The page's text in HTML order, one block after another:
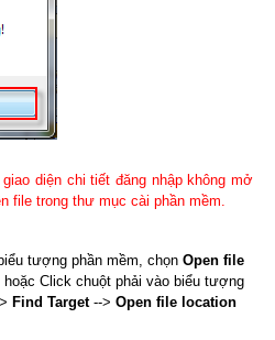
diện chi tiết đăng nhập không mở
file trong thư mục cài phần mềm.
tượng phần mềm, chọn Open file
Click chuột phải vào biểu tượng
Find Target--> Open file location